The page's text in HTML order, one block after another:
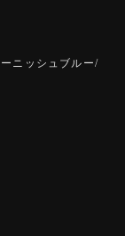
ニッシュブルー/